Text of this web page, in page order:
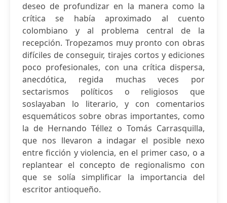
deseo de profundizar en la manera como la
crítica se había aproximado al cuento
colombiano y al problema central de la
recepción. Tropezamos muy pronto con obras
difíciles de conseguir, tirajes cortos y ediciones
poco profesionales, con una crítica dispersa,
anecdótica, regida muchas veces por
sectarismos políticos o religiosos que
soslayaban lo literario, y con comentarios
esquemáticos sobre obras importantes, como
la de Hernando Téllez o Tomás Carrasquilla,
que nos llevaron a indagar el posible nexo
entre ficción y violencia, en el primer caso, o a
replantear el concepto de regionalismo con
que se solía simplificar la importancia del
escritor antioqueño.